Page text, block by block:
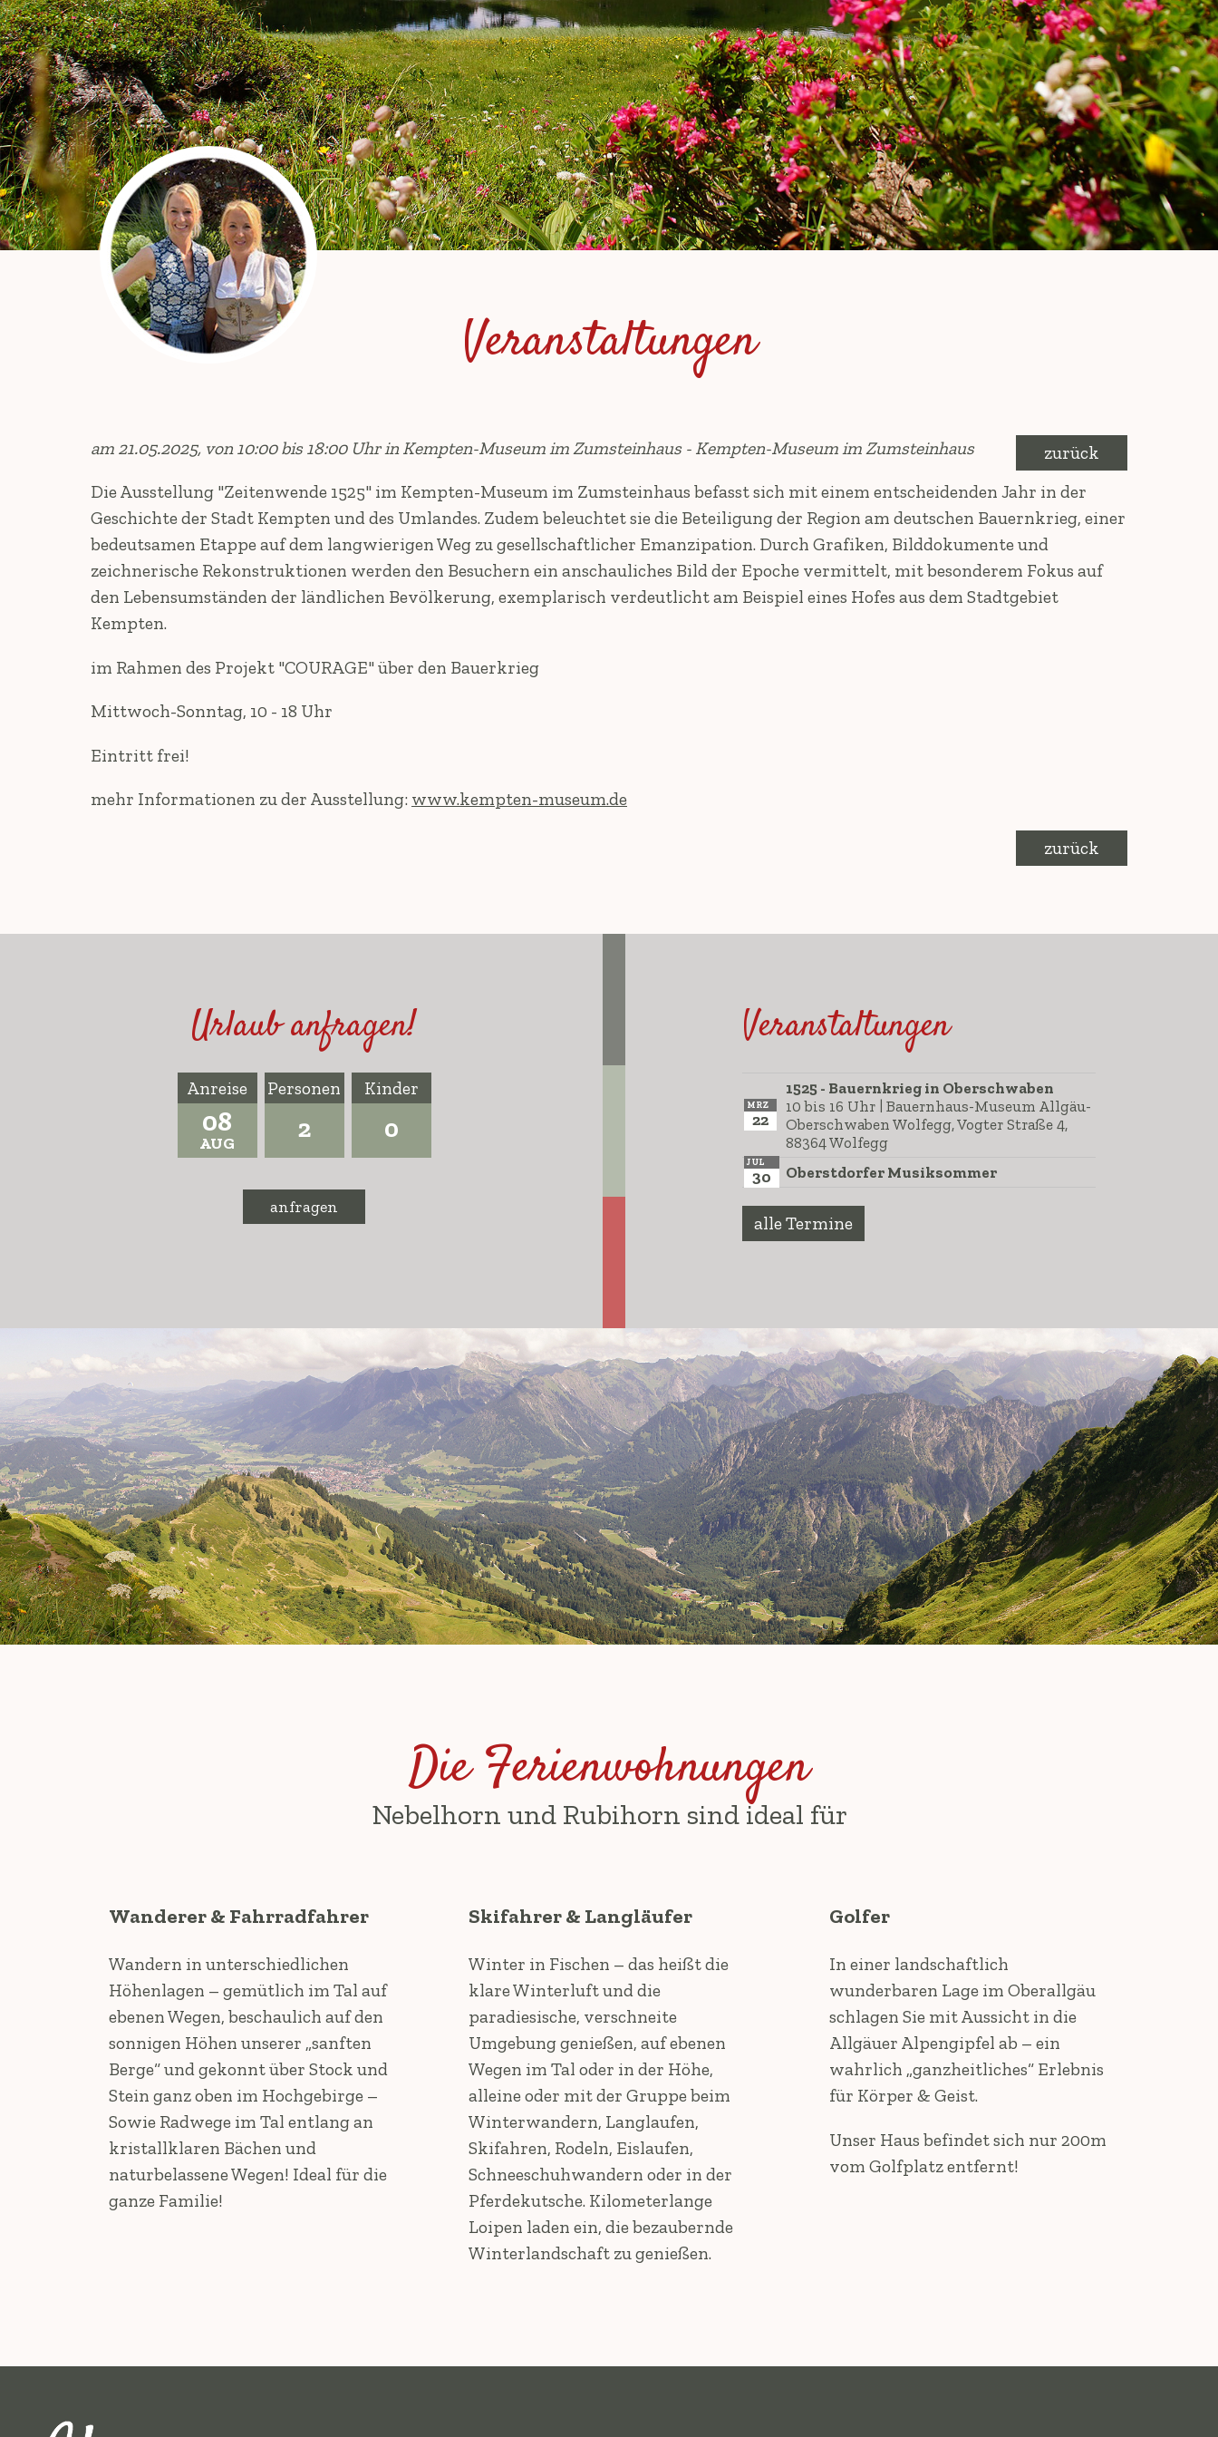
Veranstaltungen
zurück
am 21.05.2025, von 10:00 bis 18:00 Uhr in Kempten-Museum im Zumsteinhaus - Kempten-Museum im Zumsteinhaus
Die Ausstellung "Zeitenwende 1525" im Kempten-Museum im Zumsteinhaus befasst sich mit einem entscheidenden Jahr in der
Geschichte der Stadt Kempten und des Umlandes. Zudem beleuchtet sie die Beteiligung der Region am deutschen Bauernkrieg, einer
bedeutsamen Etappe auf dem langwierigen Weg zu gesellschaftlicher Emanzipation. Durch Grafiken, Bilddokumente und
zeichnerische Rekonstruktionen werden den Besuchern ein anschauliches Bild der Epoche vermittelt, mit besonderem Fokus auf
den Lebensumständen der ländlichen Bevölkerung, exemplarisch verdeutlicht am Beispiel eines Hofes aus dem Stadtgebiet
Kempten.
im Rahmen des Projekt "COURAGE" über den Bauerkrieg
Mittwoch-Sonntag, 10 - 18 Uhr
Eintritt frei!
mehr Informationen zu der Ausstellung: www.kempten-museum.de
zurück
Urlaub anfragen!
Anreise
08
AUG
Personen
2
Kinder
0
anfragen
Veranstaltungen
1525 - Bauernkrieg in Oberschwaben
MRZ
22
10 bis 16 Uhr | Bauernhaus-Museum Allgäu-
Oberschwaben Wolfegg, Vogter Straße 4,
88364 Wolfegg
Oberstdorfer Musiksommer
JUL
30
alle Termine
Die Ferienwohnungen
Nebelhorn und Rubihorn sind ideal für
Wanderer & Fahrradfahrer
Wandern in unterschiedlichen
Höhenlagen – gemütlich im Tal auf
ebenen Wegen, beschaulich auf den
sonnigen Höhen unserer „sanften
Berge“ und gekonnt über Stock und
Stein ganz oben im Hochgebirge –
Sowie Radwege im Tal entlang an
kristallklaren Bächen und
naturbelassene Wegen! Ideal für die
ganze Familie!
Skifahrer & Langläufer
Winter in Fischen – das heißt die
klare Winterluft und die
paradiesische, verschneite
Umgebung genießen, auf ebenen
Wegen im Tal oder in der Höhe,
alleine oder mit der Gruppe beim
Winterwandern, Langlaufen,
Skifahren, Rodeln, Eislaufen,
Schneeschuhwandern oder in der
Pferdekutsche. Kilometerlange
Loipen laden ein, die bezaubernde
Winterlandschaft zu genießen.
Golfer
In einer landschaftlich
wunderbaren Lage im Oberallgäu
schlagen Sie mit Aussicht in die
Allgäuer Alpengipfel ab – ein
wahrlich „ganzheitliches“ Erlebnis
für Körper & Geist.
Unser Haus befindet sich nur 200m
vom Golfplatz entfernt!